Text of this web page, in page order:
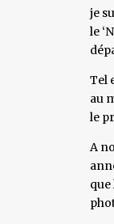
je
le
Tel
au
le
A
que